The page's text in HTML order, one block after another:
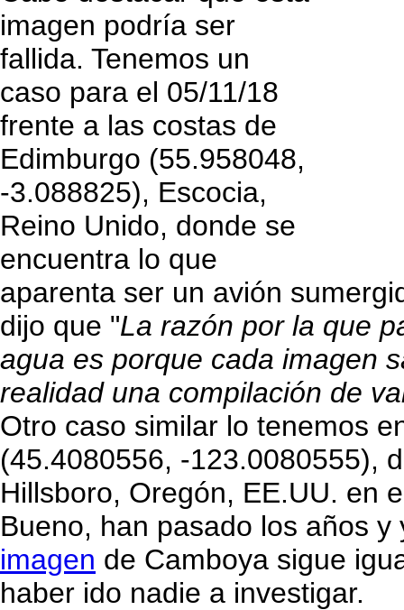
imagen podría ser
fallida. Tenemos un
caso para el 05/11/18
frente a las costas de
Edimburgo (55.958048,
-3.088825), Escocia,
Reino Unido, donde se
encuentra lo que
aparenta ser un avión
dijo que "La razón por la que
agua es porque cada imagen
realidad una compilación de
Otro caso similar lo tenemos
(45.4080556, -123.0080555),
Hillsboro, Oregón, EE.UU. en
Bueno, han pasado los años
imagen de Camboya sigue
haber ido nadie a investigar.